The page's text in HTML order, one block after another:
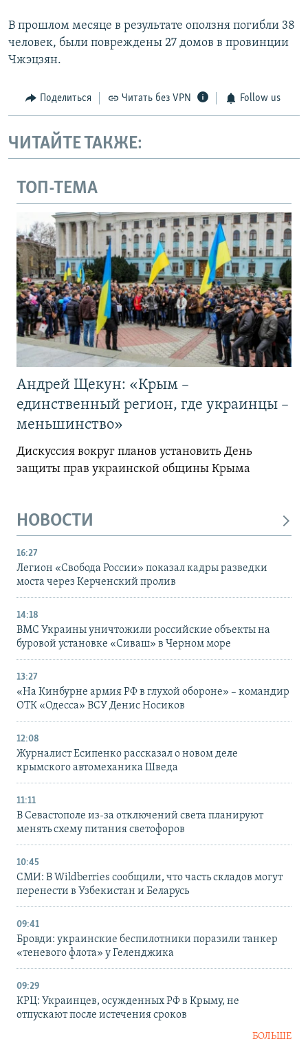
В прошлом месяце в результате оползня погибли 38
человек, были повреждены 27 домов в провинции
Чжэцзян.
Поделиться Читать без VPN Follow us
ЧИТАЙТЕ ТАКЖЕ:
ТОП-ТЕМА
Андрей Щекун: «Крым –
единственный регион, где украинцы –
меньшинство»
Дискуссия вокруг планов установить День
защиты прав украинской общины Крыма
НОВОСТИ
16:27
Легион «Свобода России» показал кадры разведки
моста через Керченский пролив
14:18
ВМС Украины уничтожили российские объекты на
буровой установке «Сиваш» в Черном море
13:27
«На Кинбурне армия РФ в глухой обороне» – командир
ОТК «Одесса» ВСУ Денис Носиков
12:08
Журналист Есипенко рассказал о новом деле
крымского автомеханика Шведа
11:11
В Севастополе из-за отключений света планируют
менять схему питания светофоров
10:45
СМИ: В Wildberries сообщили, что часть складов могут
перенести в Узбекистан и Беларусь
09:41
Бровди: украинские беспилотники поразили танкер
«теневого флота» у Геленджика
09:29
КРЦ: Украинцев, осужденных РФ в Крыму, не
отпускают после истечения сроков
БОЛЬШЕ